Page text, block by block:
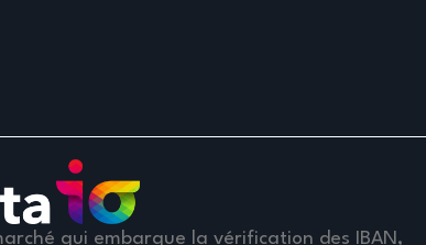
qui embarque la vérification des IBAN,